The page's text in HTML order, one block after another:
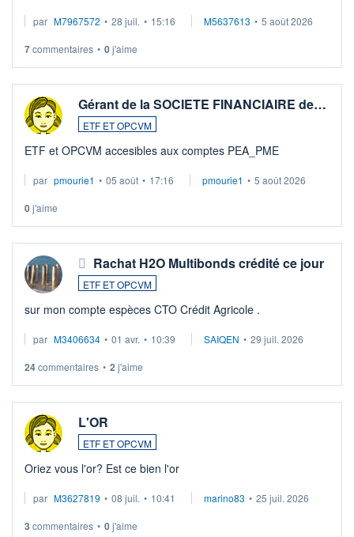
par M7967572 • 28 juil. • 15:16 M5637613 • 5 août 2026
7commentaires • 0j'aime
Gérant de la SOCIETE FINANCIAIRE de…
ETF ET OPCVM
ETF et OPCVM accesibles aux comptes PEA_PME
par pmourie1 • 05 août • 17:16 pmourie1 • 5 août 2026
0j'aime
Rachat H2O Multibonds crédité ce jour
ETF ET OPCVM
sur mon compte espèces CTO Crédit Agricole .
par M3406634 • 01 avr. • 10:39 SAIQEN • 29 juil. 2026
24commentaires • 2 j'aime
L'OR
ETF ET OPCVM
Oriez vous l'or? Est ce bien l'or
par M3627819 • 08 juil. • 10:41 marino83 • 25 juil. 2026
3 commentaires • 0j'aime